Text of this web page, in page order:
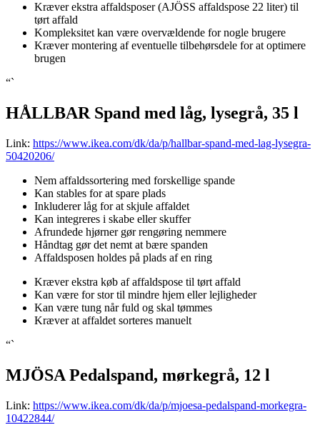
Kræver ekstra affaldsposer (AJÖSS affaldspose 22 liter) til
tørt affald
Kompleksitet kan være overvældende for nogle brugere
Kræver montering af eventuelle tilbehørsdele for at optimere
brugen
“`
HÅLLBAR Spand med låg, lysegrå, 35 l
Link: https://www.ikea.com/dk/da/p/hallbar-spand-med-lag-lysegra-
50420206/
Nem affaldssortering med forskellige spande
Kan stables for at spare plads
Inkluderer låg for at skjule affaldet
Kan integreres i skabe eller skuffer
Afrundede hjørner gør rengøring nemmere
Håndtag gør det nemt at bære spanden
Affaldsposen holdes på plads af en ring
Kræver ekstra køb af affaldspose til tørt affald
Kan være for stor til mindre hjem eller lejligheder
Kan være tung når fuld og skal tømmes
Kræver at affaldet sorteres manuelt
“`
MJÖSA Pedalspand, mørkegrå, 12 l
Link: https://www.ikea.com/dk/da/p/mjoesa-pedalspand-morkegra-
10422844/